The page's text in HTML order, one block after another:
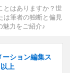
とはありますか？世
は筆者の独断と偏見
魅力をご紹介♪
ション編集ス
上